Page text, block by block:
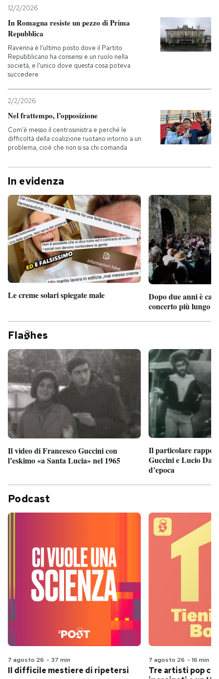
12/2/2026
In Romagna resiste un pezzo di Prima
Repubblica
Ravenna è l'ultimo posto dove il Partito
Repubblicano ha consensi e un ruolo nella
società, e l'unico dove questa cosa poteva
succedere
2/2/2026
Nel frattempo, l’opposizione
Com'è messo il centrosinistra e perché le
difficoltà della coalizione ruotano intorno a un
problema, cioè che non si sa chi comanda
In evidenza
Le creme solari spiegate male
Dopo due anni è
concerto più lungo
Fla hes
Il video di Francesco Guccini con
l’eskimo «a Santa Lucia» nel 1965
Il particolare
Guccini e Lucio
d’epoca
Podcast
7 agosto 26 - 37 min
Il difficile mestiere di ripetersi
7 agosto 26 - 16 min
Tre artisti pop